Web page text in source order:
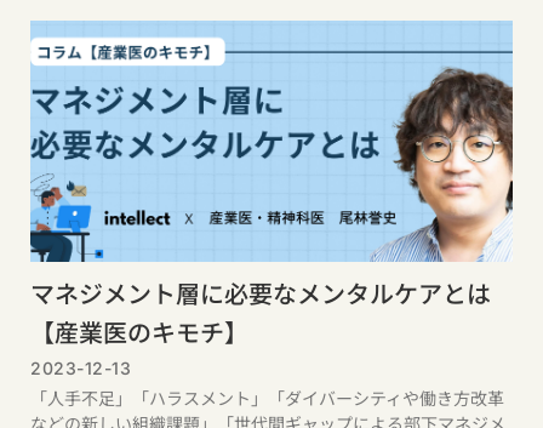
マネジメント層に必要なメンタルケアとは
【産業医のキモチ】
2023-12-13
「人手不足」「ハラスメント」「ダイバーシティや働き方改革
などの新しい組織課題」「世代間ギャップによる部下マネジメ